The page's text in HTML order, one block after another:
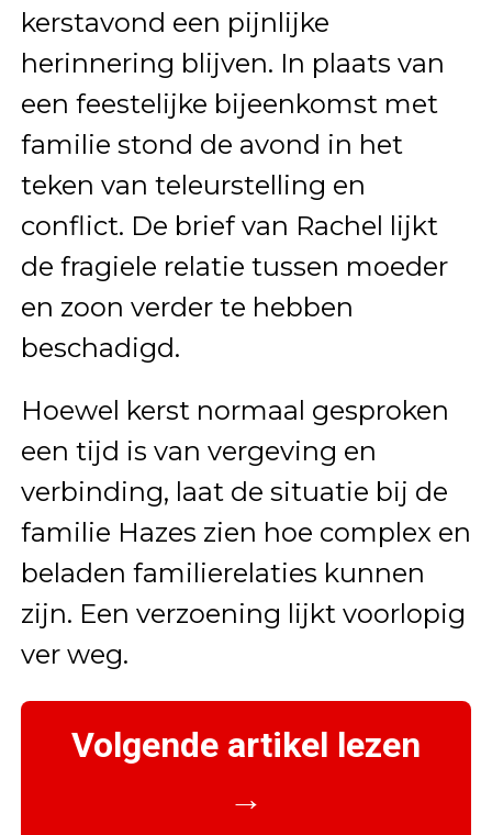
kerstavond een pijnlijke
herinnering blijven. In plaats van
een feestelijke bijeenkomst met
familie stond de avond in het
teken van teleurstelling en
conflict. De brief van Rachel lijkt
de fragiele relatie tussen moeder
en zoon verder te hebben
beschadigd.
Hoewel kerst normaal gesproken
een tijd is van vergeving en
verbinding, laat de situatie bij de
familie Hazes zien hoe complex en
beladen familierelaties kunnen
zijn. Een verzoening lijkt voorlopig
ver weg.
Volgende artikel lezen
→